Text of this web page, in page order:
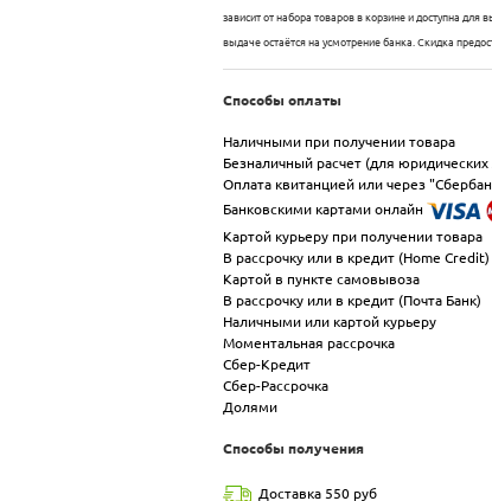
зависит от набора товаров в корзине и доступна
выдаче остаётся на усмотрение банка. Скидка
Способы оплаты
Наличными при получении товара
Безналичный расчет (для
Оплата квитанцией или через
Банковскими картами онлайн
Картой курьеру при получении товара
В рассрочку или в кредит (Home Credit)
Картой в пункте самовывоза
В рассрочку или в кредит (Почта Банк)
Наличными или картой курьеру
Моментальная рассрочка
Сбер-Кредит
Сбер-Рассрочка
Долями
Способы получения
Доставка 550 руб